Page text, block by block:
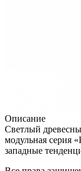
Описание
Светлый
модульная серия
западные